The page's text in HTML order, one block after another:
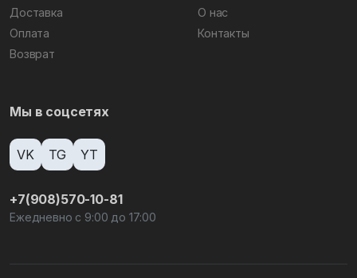
Доставка
Оплата
Возврат
О нас
Контакты
Мы в соцсетях
VK TG YT
+7(908)570-10-81
Ежедневно с 9:00 до 17:00